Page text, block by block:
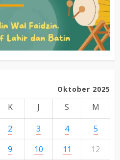
Oktober 2025
K J S
M
2 3 4
5
9 10 11
12